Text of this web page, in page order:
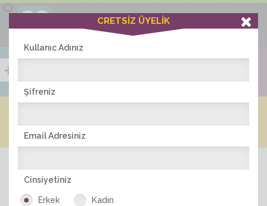
×
Ciddiask Uygulaması
+1 Hafta Gold Üyelik Kazan
Bedava - com.ciddi.ask
İNDİR
CRETSİZ ÜYELİK
Kullanıc Adınız
Şifreniz
Email Adresiniz
Cinsiyetiniz
Erkek Kadın